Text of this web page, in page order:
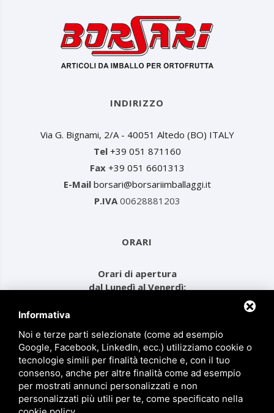
INDIRIZZO
Via G. Bignami, 2/A - 40051 Altedo (BO) ITALY
Tel +39 051 871160
Fax +39 051 6601313
E-Mail borsari@borsariimballaggi.it
P.IVA 00628881203
ORARI
Orari di apertura
dal Lunedì al Venerdì:
MENU
Prodotti
Chi siamo
Informativa
Noi e terze parti selezionate (come ad esempio
Google, Facebook, LinkedIn, ecc.) utilizziamo cookie o
tecnologie simili per finalità tecniche e, con il tuo
consenso, anche per altre finalità come ad esempio
per mostrati annunci personalizzati e non
personalizzati più utili per te, come specificato nella